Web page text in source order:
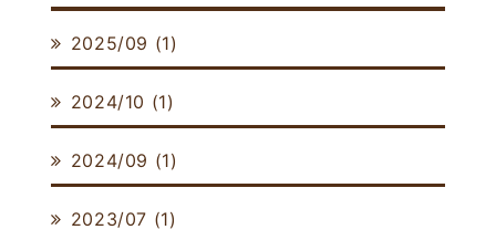
2025/09 (1)
2024/10 (1)
2024/09 (1)
2023/07 (1)